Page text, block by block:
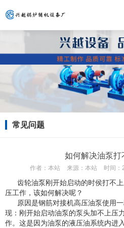
常见问题
如何解决油泵打
作者： 本站 来源： 本站 时间：
齿轮油泵刚开始启动的时侯打不上
压工作，该如何解决呢？
原因是钢筋对接机高压油泵使用一
现：刚开始启动油泵的泵头加不上压
作。这是因为油泵的液压油系统内进